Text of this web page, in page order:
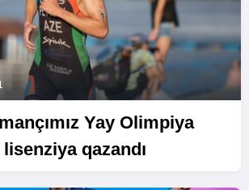
Yay Olimpiya
qazandı